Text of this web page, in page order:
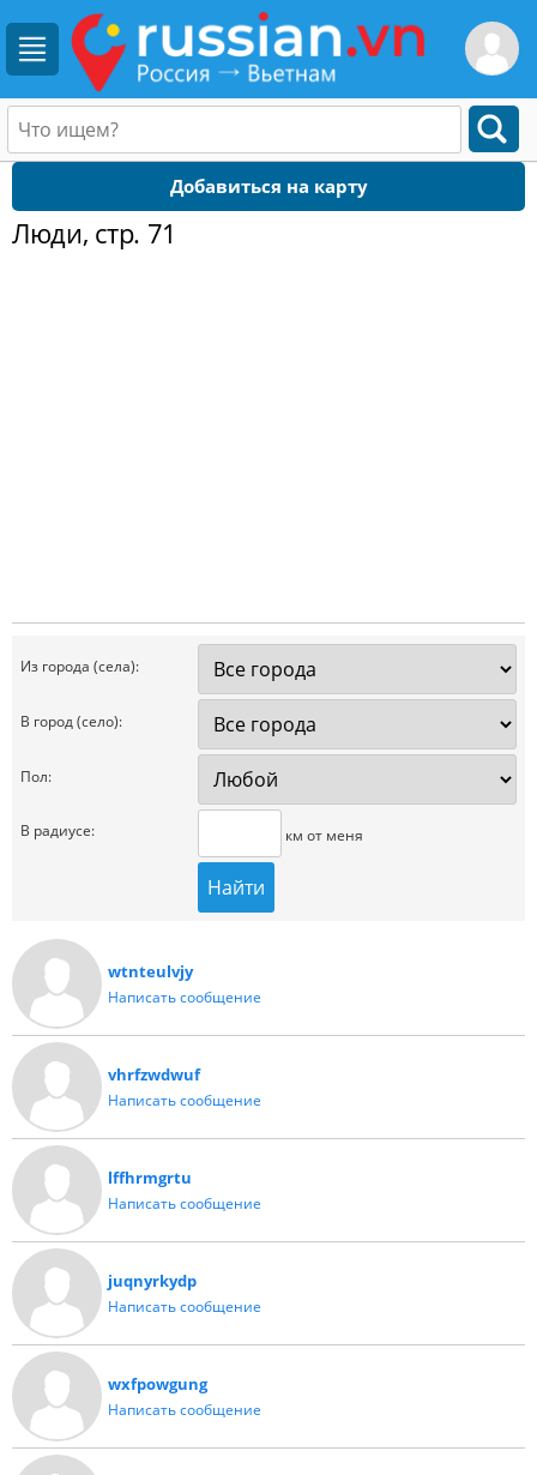
Добавиться на карту
Люди, стр. 71
Из города (села):
В город (село):
Пол:
В радиусе: км от меня
wtnteulvjy
Написать сообщение
vhrfzwdwuf
Написать сообщение
lffhrmgrtu
Написать сообщение
juqnyrkydp
Написать сообщение
wxfpowgung
Написать сообщение